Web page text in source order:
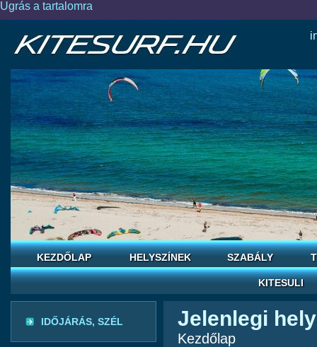
Ugrás a tartalomra
KEZDŐLAP HELYSZÍNEK SZABÁLY
KITESULI
IDŐJÁRÁS, SZÉL Jelenlegi hely
Kezdőlap